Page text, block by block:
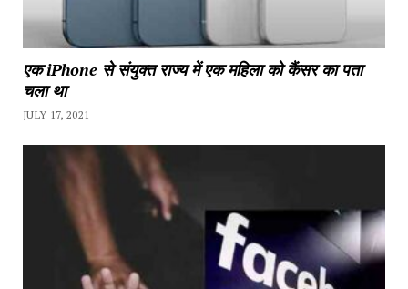
एक iPhone से संयुक्त राज्य में एक महिला को कैंसर का पता
चला था
JULY 17, 2021